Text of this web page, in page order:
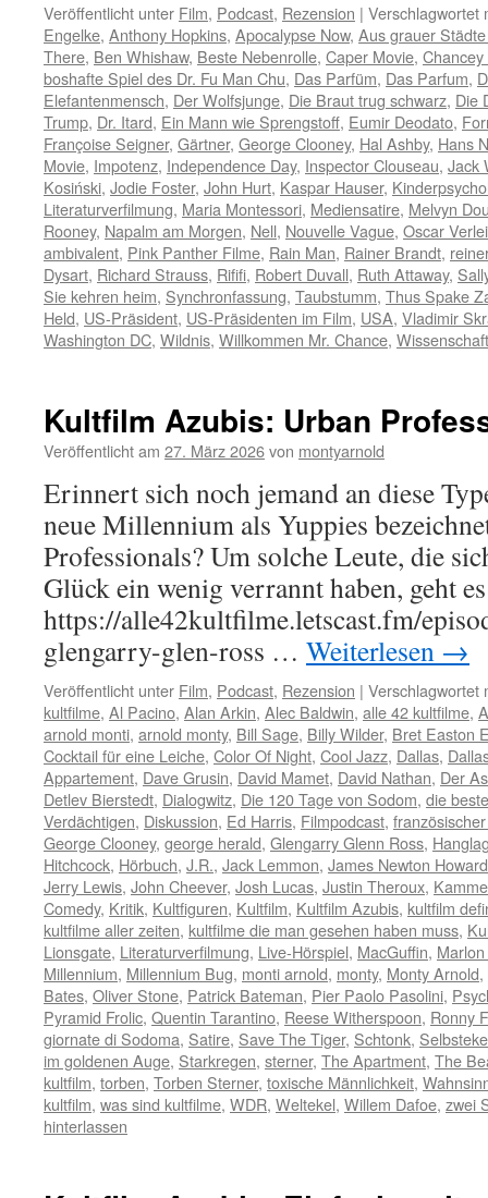
Veröffentlicht unter Film, Podcast, Rezension | Verschlagwortet
Engelke, Anthony Hopkins, Apocalypse Now, Aus grauer
There, Ben Whishaw, Beste Nebenrolle, Caper Movie,
boshafte Spiel des Dr. Fu Man Chu, Das Parfüm, Das Parfum,
Elefantenmensch, Der Wolfsjunge, Die Braut trug schwarz, Die
Trump, Dr. Itard, Ein Mann wie Sprengstoff, Eumir Deodato,
Françoise Seigner, Gärtner, George Clooney, Hal Ashby, Hans
Movie, Impotenz, Independence Day, Inspector Clouseau, Jack
Kosiński, Jodie Foster, John Hurt, Kaspar Hauser,
Literaturverfilmung, Maria Montessori, Mediensatire, Melvyn
Rooney, Napalm am Morgen, Nell, Nouvelle Vague, Oscar
ambivalent, Pink Panther Filme, Rain Man, Rainer Brandt,
Dysart, Richard Strauss, Rififi, Robert Duvall, Ruth Attaway,
Sie kehren heim, Synchronfassung, Taubstumm, Thus Spake
Held, US-Präsident, US-Präsidenten im Film, USA, Vladimir
Washington DC, Wildnis, Willkommen Mr. Chance,
Kultfilm Azubis: Urban
Veröffentlicht am 27. März 2026von montyarnold
Erinnert sich noch jemand an diese
neue Millennium als Yuppies
Professionals? Um solche Leute, die
Glück ein wenig verrannt haben, geht
https://alle42kultfilme.letscast.fm/
glengarry-glen-ross … Weiterlesen →
Veröffentlicht unter Film, Podcast, Rezension | Verschlagwortet
kultfilme, Al Pacino, Alan Arkin, Alec Baldwin, alle 42 kultfilme,
arnold monti, arnold monty, Bill Sage, Billy Wilder, Bret Easton
Cocktail für eine Leiche, Color Of Night, Cool Jazz, Dallas,
Appartement, Dave Grusin, David Mamet, David Nathan, Der
Detlev Bierstedt, Dialogwitz, Die 120 Tage von Sodom, die
Verdächtigen, Diskussion, Ed Harris, Filmpodcast,
George Clooney, george herald, Glengarry Glenn Ross,
Hitchcock, Hörbuch, J.R., Jack Lemmon, James Newton Howard
Jerry Lewis, John Cheever, Josh Lucas, Justin Theroux,
Comedy, Kritik, Kultfiguren, Kultfilm, Kultfilm Azubis, kultfilm
kultfilme aller zeiten, kultfilme die man gesehen haben muss,
Lionsgate, Literaturverfilmung, Live-Hörspiel, MacGuffin,
Millennium, Millennium Bug, monti arnold, monty, Monty Arnold,
Bates, Oliver Stone, Patrick Bateman, Pier Paolo Pasolini,
Pyramid Frolic, Quentin Tarantino, Reese Witherspoon, Ronny
giornate di Sodoma, Satire, Save The Tiger, Schtonk,
im goldenen Auge, Starkregen, sterner, The Apartment, The
kultfilm, torben, Torben Sterner, toxische Männlichkeit,
kultfilm, was sind kultfilme, WDR, Weltekel, Willem Dafoe, zwei
hinterlassen